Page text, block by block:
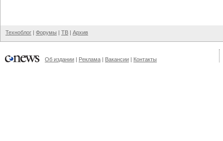
Техноблог | Форумы | ТВ | Архив
Об издании | Реклама | Вакансии | Контакты